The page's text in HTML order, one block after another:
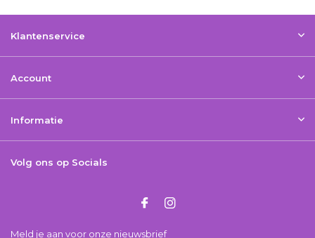
Klantenservice
Account
Informatie
Volg ons op Socials
Meld je aan voor onze nieuwsbrief